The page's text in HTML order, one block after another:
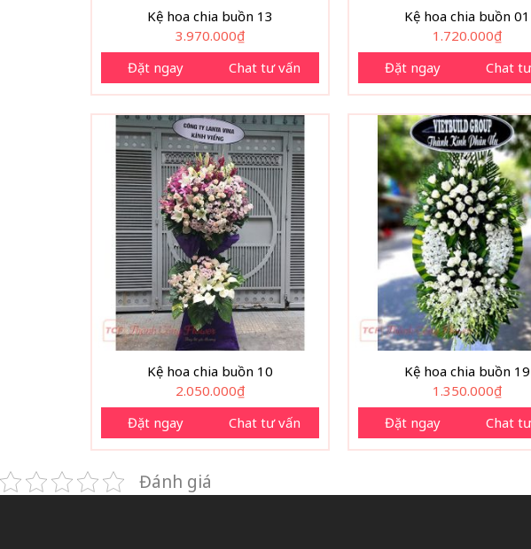
Kệ hoa chia buồn 13
3.970.000₫
Đặt ngay
Chat tư vấn
Kệ hoa chia buồn 01
1.720.000₫
Đặt ngay
Chat
Kệ hoa chia buồn 10
2.050.000₫
Đặt ngay
Chat tư vấn
Kệ hoa chia buồn 19
1.350.000₫
Đặt ngay
Chat
Đánh giá